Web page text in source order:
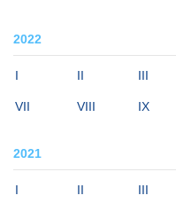
2022
I II III
VII VIII IX
2021
I II III